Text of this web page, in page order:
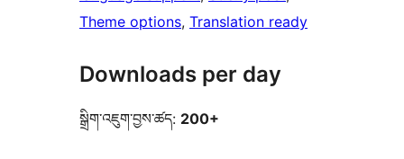
Theme options, Translation ready
Downloads per day
སྒྲིག་འཇུག་བྱས་ཚད: 200+